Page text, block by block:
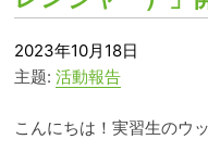
2023年10月18日
主题: 活動報告
こんにちは！実習生のウ